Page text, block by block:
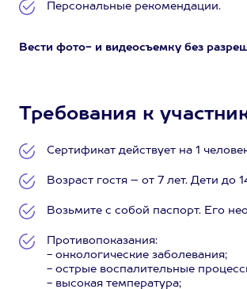
Персональные рекомендации.
Вести фото- и видеосъемку без
Требования к
Сертификат действует на 1
Возраст гостя – от 7 лет. Дети до
Возьмите с собой паспорт. Его
Противопоказания:
- онкологические заболевания;
- острые воспалительные
- высокая температура;